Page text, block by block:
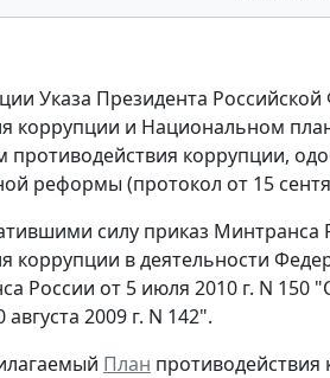
Указа Президента
коррупции и Национальном
коррупции,
реформы (протокол от 15
силу приказ Минтранса
коррупции в деятельности
России от 5 июля 2010 г. N
2009 г. N 142".
План